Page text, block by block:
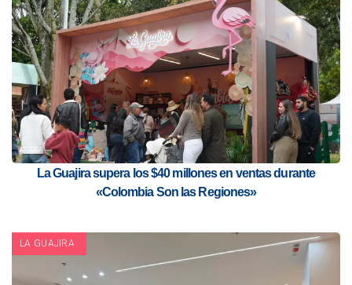
La Guajira supera los $40 millones en ventas durante
«Colombia Son las Regiones»
LA GUAJIRA